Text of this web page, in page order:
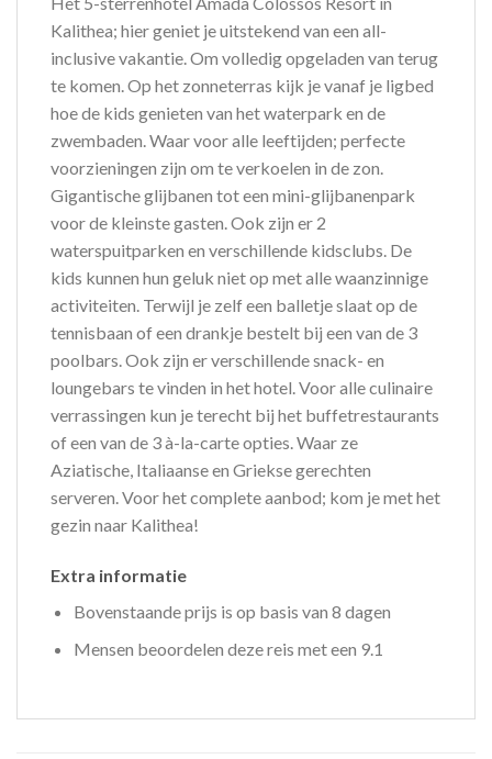
Kalithea; hier geniet je uitstekend van een all-
inclusive vakantie. Om volledig opgeladen van terug
te komen. Op het zonneterras kijk je vanaf je ligbed
hoe de kids genieten van het waterpark en de
zwembaden. Waar voor alle leeftijden; perfecte
voorzieningen zijn om te verkoelen in de zon.
Gigantische glijbanen tot een mini-glijbanenpark
voor de kleinste gasten. Ook zijn er 2
waterspuitparken en verschillende kidsclubs. De
kids kunnen hun geluk niet op met alle waanzinnige
activiteiten. Terwijl je zelf een balletje slaat op de
tennisbaan of een drankje bestelt bij een van de 3
poolbars. Ook zijn er verschillende snack- en
loungebars te vinden in het hotel. Voor alle culinaire
verrassingen kun je terecht bij het buffetrestaurants
of een van de 3 à-la-carte opties. Waar ze
Aziatische, Italiaanse en Griekse gerechten
serveren. Voor het complete aanbod; kom je met het
gezin naar Kalithea!
Extra informatie
Bovenstaande prijs is op basis van 8 dagen
Mensen beoordelen deze reis met een 9.1